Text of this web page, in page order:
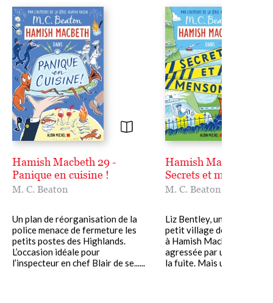
Hamish Macbeth 29 -
Panique en cuisine !
M. C. Beaton
Un plan de réorganisation de la
police menace de fermeture les
petits postes des Highlands.
L’occasion idéale pour
l’inspecteur en chef Blair de se......
Hamish Macbeth 30 -
Secrets et mensonges
M. C. Beaton
Liz Bentley, une habitante
petit village de Cromish,
à Hamish Macbeth avoir
agressée par un homme
la fuite. Mais une